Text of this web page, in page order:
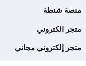
منصة شنطة
متجر الكتروني
متجر إلكتروني مجاني